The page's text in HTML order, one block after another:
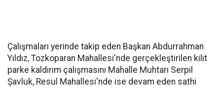
Çalışmaları yerinde takip eden Başkan Abdurrahman
Yıldız, Tozkoparan Mahallesi'nde gerçekleştirilen kilit
parke kaldırım çalışmasını Mahalle Muhtarı Serpil
Şavluk, Resul Mahallesi'nde ise devam eden sathi